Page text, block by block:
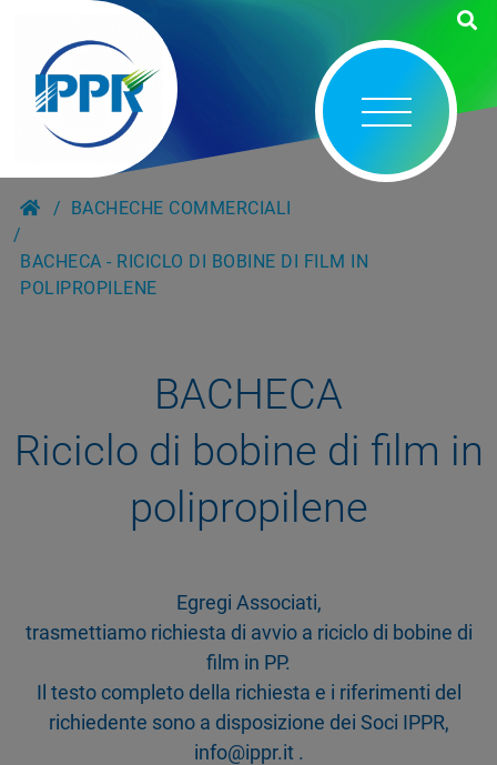
BACHECHE COMMERCIALI
BACHECA - RICICLO DI BOBINE DI FILM IN
POLIPROPILENE
BACHECA
Riciclo di bobine di film in
polipropilene
Egregi Associati,
trasmettiamo richiesta di avvio a riciclo di bobine di
film in PP.
Il testo completo della richiesta e i riferimenti del
richiedente sono a disposizione dei Soci IPPR,
info@ippr.it .